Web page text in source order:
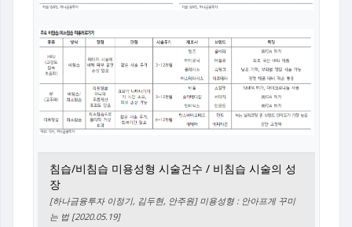
침습/비침습 미용성형 시술건수 / 비침습 시술의 성
장
[하나금융투자 이정기, 김두현, 안주원] 미용성형 : 안아프게 꾸미
는 법 [2020.05.19]